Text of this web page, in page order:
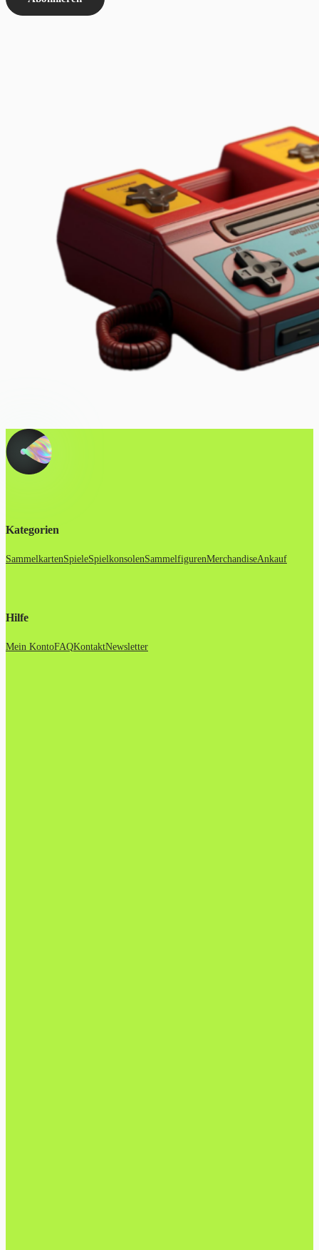
Kategorien
SammelkartenSpieleSpielkonsolenSammelfigurenMerchandiseAnkauf
Hilfe
Mein KontoFAQKontaktNewsletter